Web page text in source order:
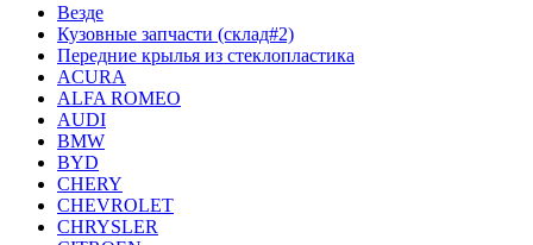
Везде
Кузовные запчасти (склад#2)
Передние крылья из стеклопластика
ACURA
ALFA ROMEO
AUDI
BMW
BYD
CHERY
CHEVROLET
CHRYSLER